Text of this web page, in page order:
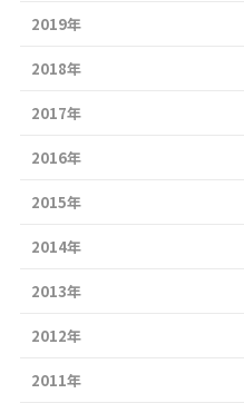
2019年
2018年
2017年
2016年
2015年
2014年
2013年
2012年
2011年